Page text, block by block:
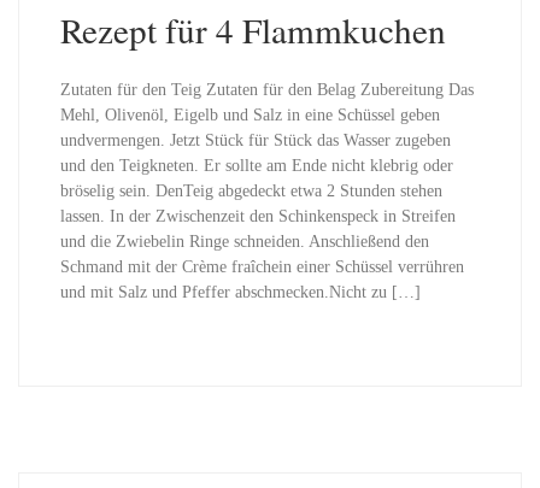
Rezept für 4 Flammkuchen
Zutaten für den Teig Zutaten für den Belag Zubereitung Das
Mehl, Olivenöl, Eigelb und Salz in eine Schüssel geben
undvermengen. Jetzt Stück für Stück das Wasser zugeben
und den Teigkneten. Er sollte am Ende nicht klebrig oder
bröselig sein. DenTeig abgedeckt etwa 2 Stunden stehen
lassen. In der Zwischenzeit den Schinkenspeck in Streifen
und die Zwiebelin Ringe schneiden. Anschließend den
Schmand mit der Crème fraîchein einer Schüssel verrühren
und mit Salz und Pfeffer abschmecken.Nicht zu […]